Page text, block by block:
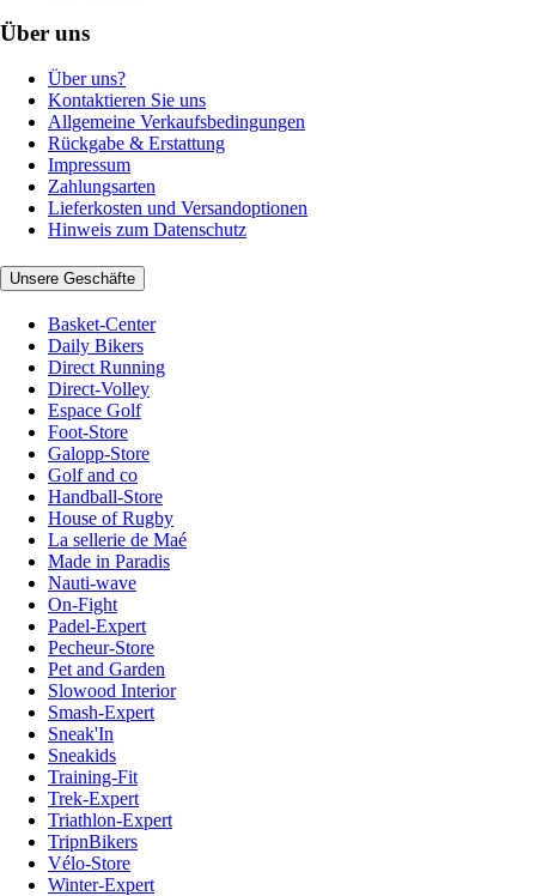
Über uns
Über uns?
Kontaktieren Sie uns
Allgemeine Verkaufsbedingungen
Rückgabe & Erstattung
Impressum
Zahlungsarten
Lieferkosten und Versandoptionen
Hinweis zum Datenschutz
Unsere Geschäfte
Basket-Center
Daily Bikers
Direct Running
Direct-Volley
Espace Golf
Foot-Store
Galopp-Store
Golf and co
Handball-Store
House of Rugby
La sellerie de Maé
Made in Paradis
Nauti-wave
On-Fight
Padel-Expert
Pecheur-Store
Pet and Garden
Slowood Interior
Smash-Expert
Sneak'In
Sneakids
Training-Fit
Trek-Expert
Triathlon-Expert
TripnBikers
Vélo-Store
Winter-Expert